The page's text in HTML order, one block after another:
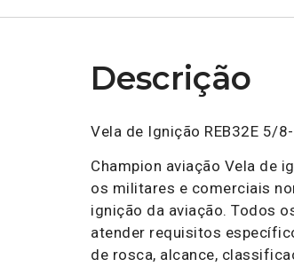
Descrição
Vela de Ignição REB32E 5/
Champion aviação Vela de
os militares e comerciais
ignição da aviação. Todos
atender requisitos
de rosca, alcance,